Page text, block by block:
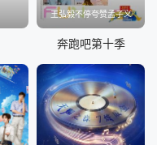
王弘毅不停夸赞孟子义
奔跑吧第十季